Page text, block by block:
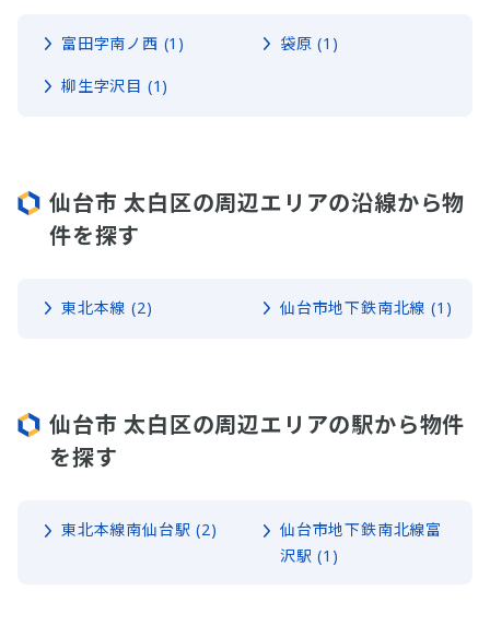
富田字南ノ西 (1) 袋原 (1)
柳生字沢目 (1)
仙台市 太白区の周辺エリアの沿線から物
件を探す
東北本線 (2) 仙台市地下鉄南北線 (1)
仙台市 太白区の周辺エリアの駅から物件
を探す
東北本線南仙台駅 (2)
仙台市地下鉄南北線富
沢駅 (1)